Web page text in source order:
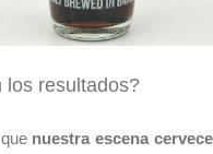
los resultados?
nuestra escena